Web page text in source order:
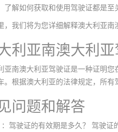
了解如何获取和使用驾驶证都是至
，我们将为您详细解释澳大利亚南
利亚南澳大利
亚南澳大利亚驾驶证是一种证明
。根据澳大利亚的法律规定，所有
问题和解答
驾驶证的有效期是多久？ 驾驶证